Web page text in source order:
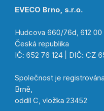
EVECO Brno, s.r.o.
Hudcova 660/76d, 612 00
Česká republika
IČ: 652 76 124 | DIČ: CZ
Společnost je
Brně,
oddíl C, vložka 23452